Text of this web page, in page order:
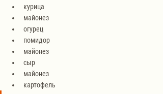
курица
майонез
огурец
помидор
майонез
сыр
майонез
картофель